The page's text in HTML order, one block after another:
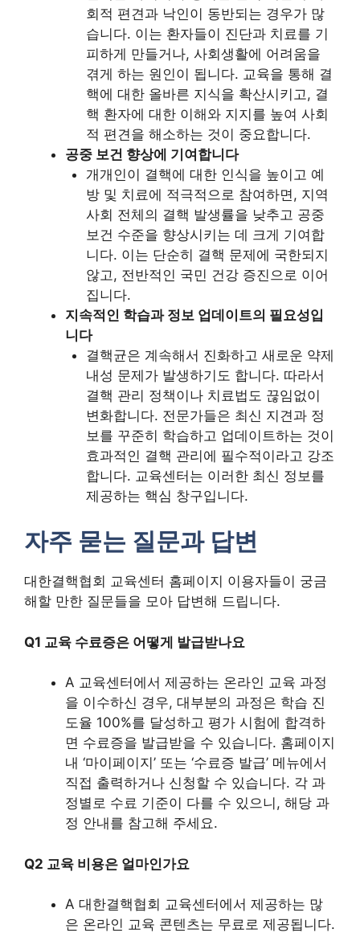
회적 편견과 낙인이 동반되는 경우가 많
습니다. 이는 환자들이 진단과 치료를 기
피하게 만들거나, 사회생활에 어려움을
겪게 하는 원인이 됩니다. 교육을 통해 결
핵에 대한 올바른 지식을 확산시키고, 결
핵 환자에 대한 이해와 지지를 높여 사회
적 편견을 해소하는 것이 중요합니다.
공중 보건 향상에 기여합니다
개개인이 결핵에 대한 인식을 높이고 예
방 및 치료에 적극적으로 참여하면, 지역
사회 전체의 결핵 발생률을 낮추고 공중
보건 수준을 향상시키는 데 크게 기여합
니다. 이는 단순히 결핵 문제에 국한되지
않고, 전반적인 국민 건강 증진으로 이어
집니다.
지속적인 학습과 정보 업데이트의 필요성입
니다
결핵균은 계속해서 진화하고 새로운 약제
내성 문제가 발생하기도 합니다. 따라서
결핵 관리 정책이나 치료법도 끊임없이
변화합니다. 전문가들은 최신 지견과 정
보를 꾸준히 학습하고 업데이트하는 것이
효과적인 결핵 관리에 필수적이라고 강조
합니다. 교육센터는 이러한 최신 정보를
제공하는 핵심 창구입니다.
자주 묻는 질문과 답변
대한결핵협회 교육센터 홈페이지 이용자들이 궁금
해할 만한 질문들을 모아 답변해 드립니다.
Q1 교육 수료증은 어떻게 발급받나요
A 교육센터에서 제공하는 온라인 교육 과정
을 이수하신 경우, 대부분의 과정은 학습 진
도율 100%를 달성하고 평가 시험에 합격하
면 수료증을 발급받을 수 있습니다. 홈페이지
내 ‘마이페이지’ 또는 ‘수료증 발급’ 메뉴에서
직접 출력하거나 신청할 수 있습니다. 각 과
정별로 수료 기준이 다를 수 있으니, 해당 과
정 안내를 참고해 주세요.
Q2 교육 비용은 얼마인가요
A 대한결핵협회 교육센터에서 제공하는 많
은 온라인 교육 콘텐츠는 무료로 제공됩니다.